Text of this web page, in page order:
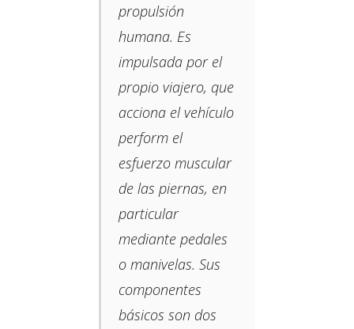
propulsión
humana. Es
impulsada por el
propio viajero, que
acciona el vehículo
perform el
esfuerzo muscular
de las piernas, en
particular
mediante pedales
o manivelas.​ Sus
componentes
básicos son dos